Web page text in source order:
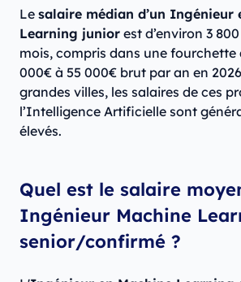
Le salaire médian d’un Ingénieur
Learning junior est d’environ 3
mois, compris dans une fourchette
000€ à 55 000€ brut par an en
grandes villes, les salaires de ces
l’Intelligence Artificielle sont
élevés.
Quel est le salaire
Ingénieur Machine
senior/confirmé ?